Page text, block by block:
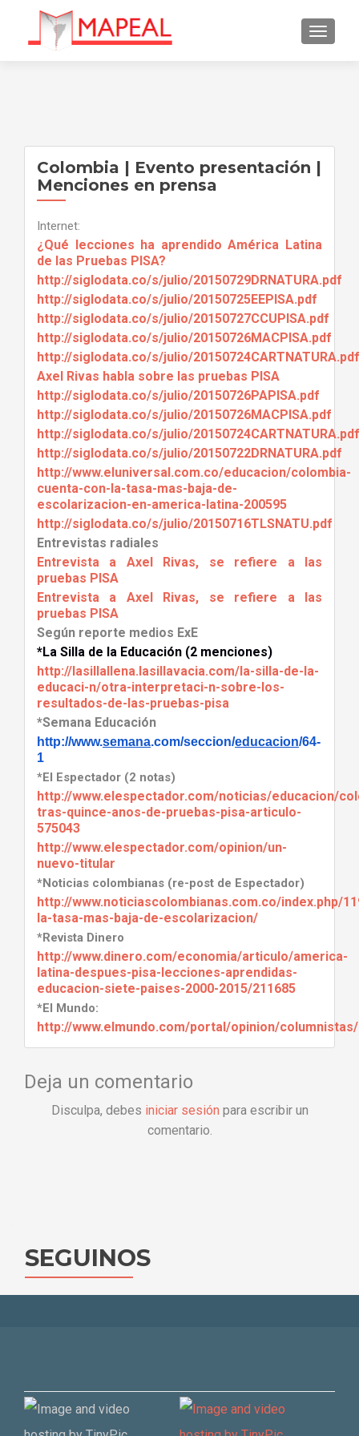
Colombia | Evento presentación |
Menciones en prensa
Internet:
¿Qué lecciones ha aprendido América Latina
de las Pruebas PISA?
http://siglodata.co/s/julio/20150729DRNATURA.pdf
http://siglodata.co/s/julio/20150725EEPISA.pdf
http://siglodata.co/s/julio/20150727CCUPISA.pdf
http://siglodata.co/s/julio/20150726MACPISA.pdf
http://siglodata.co/s/julio/20150724CARTNATURA.pdf
Axel Rivas habla sobre las pruebas PISA
http://siglodata.co/s/julio/20150726PAPISA.pdf
http://siglodata.co/s/julio/20150726MACPISA.pdf
http://siglodata.co/s/julio/20150724CARTNATURA.pdf
http://siglodata.co/s/julio/20150722DRNATURA.pdf
http://www.eluniversal.com.co/educacion/colombia-
cuenta-con-la-tasa-mas-baja-de-
escolarizacion-en-america-latina-200595
http://siglodata.co/s/julio/20150716TLSNATU.pdf
Entrevistas radiales
Entrevista a Axel Rivas, se refiere a las
pruebas PISA
Entrevista a Axel Rivas, se refiere a las
pruebas PISA
Según reporte medios ExE
*La Silla de la Educación (2 menciones)
http://lasillallena.lasillavacia.com/la-silla-de-la-
educaci-n/otra-interpretaci-n-sobre-los-
resultados-de-las-pruebas-pisa
*Semana Educación
http://www.semana.com/seccion/educacion/64-
1
*El Espectador (2 notas)
http://www.elespectador.com/noticias/educacion/
tras-quince-anos-de-pruebas-pisa-articulo-
575043
http://www.elespectador.com/opinion/un-
nuevo-titular
*Noticias colombianas (re-post de Espectador)
http://www.noticiascolombianas.com.co/index.php/
la-tasa-mas-baja-de-escolarizacion/
*Revista Dinero
http://www.dinero.com/economia/articulo/america-
latina-despues-pisa-lecciones-aprendidas-
educacion-siete-paises-2000-2015/211685
*El Mundo:
http://www.elmundo.com/portal/opinion/
Deja un comentario
Disculpa, debes iniciar sesión para escribir un
comentario.
SEGUINOS